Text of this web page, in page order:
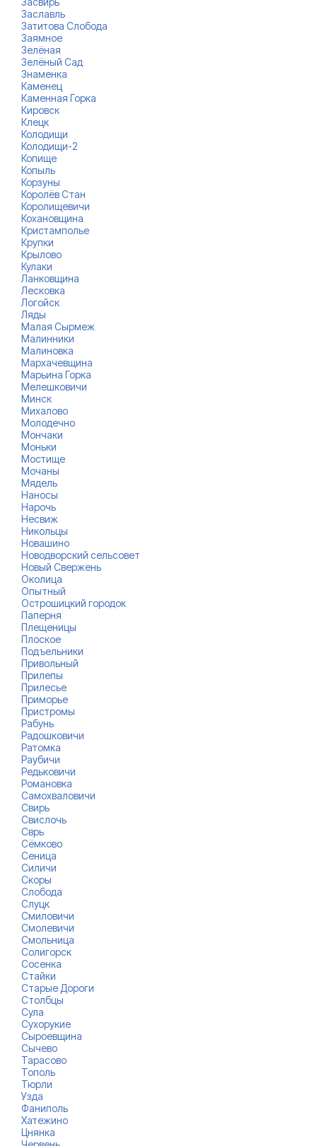
Заславль
Затитова Слобода
Заямное
Зелёная
Зелёный Сад
Знаменка
Каменец
Каменная Горка
Кировск
Клецк
Колодищи
Колодищи-2
Копище
Копыль
Корзуны
Королёв Стан
Королищевичи
Кохановщина
Кристамполье
Крупки
Крылово
Кулаки
Ланковщина
Лесковка
Логойск
Ляды
Малая Сырмеж
Малинники
Малиновка
Мархачевщина
Марьина Горка
Мелешковичи
Минск
Михалово
Молодечно
Мончаки
Моньки
Мостище
Мочаны
Мядель
Наносы
Нарочь
Несвиж
Никольцы
Новашино
Новодворский сельсовет
Новый Свержень
Околица
Опытный
Острошицкий городок
Паперня
Плещеницы
Плоское
Подъельники
Привольный
Прилепы
Прилесье
Приморье
Пристромы
Рабунь
Радошковичи
Ратомка
Раубичи
Редьковичи
Романовка
Самохваловичи
Свирь
Свислочь
Сврь
Сёмково
Сеница
Силичи
Скоры
Слобода
Слуцк
Смиловичи
Смолевичи
Смольница
Солигорск
Сосенка
Стайки
Старые Дороги
Столбцы
Сула
Сухорукие
Сыроевщина
Сычево
Тарасово
Тополь
Тюрли
Узда
Фаниполь
Хатежино
Цнянка